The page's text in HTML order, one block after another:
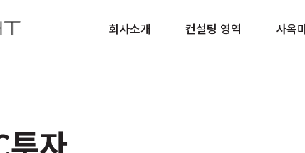
티피아이 인사이트회사소개 컨설팅 영역 사옥
투자